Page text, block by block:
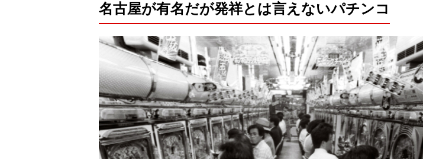
名古屋が有名だが発祥とは言えないパチンコ